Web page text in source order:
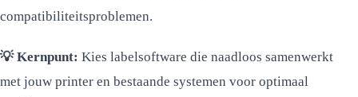
compatibiliteitsproblemen.
💡 Kernpunt: Kies labelsoftware die naadloos samenwerkt
met jouw printer en bestaande systemen voor optimaal